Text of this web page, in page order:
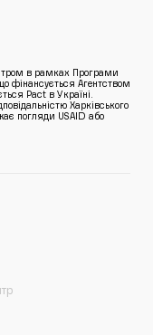
в рамках Програми
фінансується Агентством
Pact в Україні.
Харківського
погляди USAID або